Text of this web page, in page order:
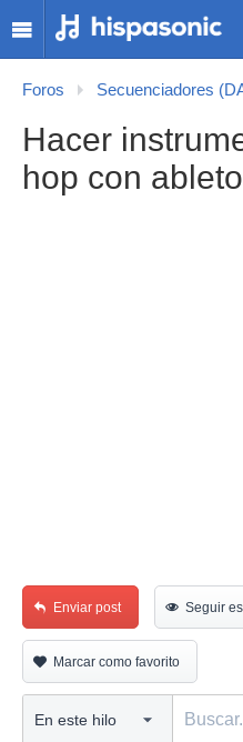
Foros Secuenciadores
Hacer
hop con
Enviar post Seguir
Marcar como favorito